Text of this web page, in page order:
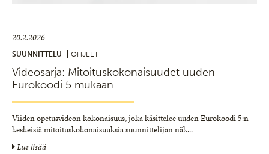
20.2.2026
SUUNNITTELU OHJEET
Videosarja: Mitoituskokonaisuudet uuden
Eurokoodi 5 mukaan
Viiden opetusvideon kokonaisuus, joka käsittelee uuden Eurokoodi 5:n
keskeisiä mitoituskokonaisuuksia suunnittelijan näk...
Lue lisää